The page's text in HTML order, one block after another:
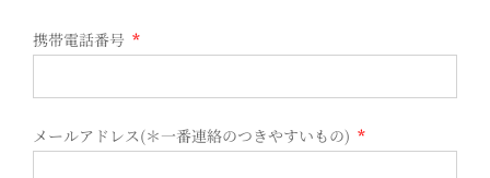
携帯電話番号 *
メールアドレス(＊一番連絡のつきやすいもの) *